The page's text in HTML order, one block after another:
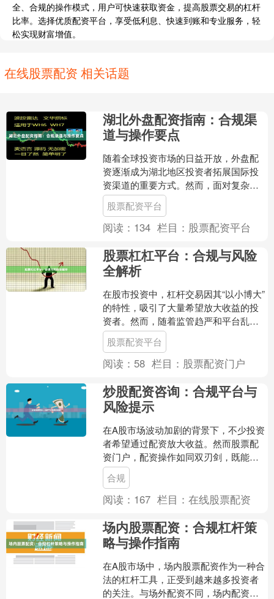
全、合规的操作模式，用户可快速获取资金，提高股票交易的杠杆
比率。选择优质配资平台，享受低利息、快速到账和专业服务，轻
松实现财富增值。
在线股票配资 相关话题
湖北外盘配资指南：合规渠
道与操作要点
随着全球投资市场的日益开放，外盘配
资逐渐成为湖北地区投资者拓展国际投
资渠道的重要方式。然而，面对复杂的
市场环境和监管要求，如何选择合规渠
道、掌握操作要点，成为投....
股票配资平台
阅读： 134 栏目： 股票配资平台
股票杠杠平台：合规与风险
全解析
在股市投资中，杠杆交易因其“以小博大”
的特性，吸引了大量希望放大收益的投
资者。然而，随着监管趋严和平台乱象
频发，如何识别合规平台、规避潜在风
险，成为每位投资者必....
股票配资平台
阅读： 58 栏目： 股票配资门户
炒股配资咨询：合规平台与
风险提示
在A股市场波动加剧的背景下，不少投资
者希望通过配资放大收益。然而股票配
资门户，配资操作如同双刃剑，既能放
大盈利，也可能加速亏损。本文将从合
规平台识别与风险防范两....
合规
阅读： 167 栏目：在线股票配资
场内股票配资：合规杠杆策
略与操作指南
在A股市场中，场内股票配资作为一种合
法的杠杆工具，正受到越来越多投资者
的关注。与场外配资不同，场内配资通